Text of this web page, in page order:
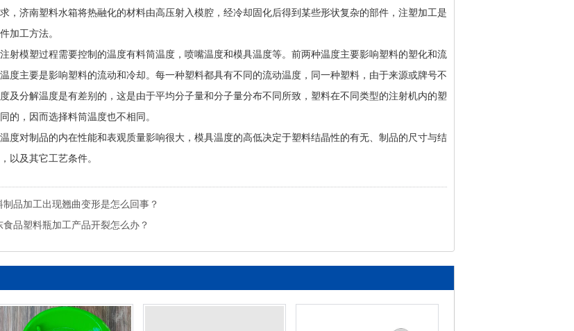
，济南塑料水箱将热融化的材料由高压射入模腔，经冷却固化后得到某些形状复杂的部件，注塑加工是
加工方法。
射模塑过程需要控制的温度有料筒温度，喷嘴温度和模具温度等。前两种温度主要影响塑料的塑化和流
度主要是影响塑料的流动和冷却。每一种塑料都具有不同的流动温度，同一种塑料，由于来源或牌号不
及分解温度是有差别的，这是由于平均分子量和分子量分布不同所致，塑料在不同类型的注射机内的塑
的，因而选择料筒温度也不相同。
度对制品的内在性能和表观质量影响很大，模具温度的高低决定于塑料结晶性的有无、制品的尺寸与结
以及其它工艺条件。
制品加工出现翘曲变形是怎么回事？
食品塑料瓶加工产品开裂怎么办？